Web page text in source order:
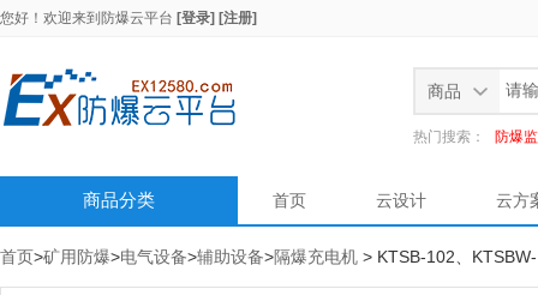
您好！欢迎来到 防爆云平台 [登录] [注册]
商品
热门搜索： 防爆
商品分类 首页 云设计 云方
首页>矿用防爆>电气设备>辅助设备>隔爆充电机 > KTSB-102、